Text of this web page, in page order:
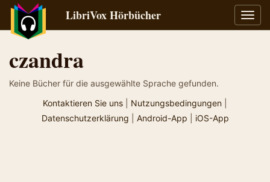
LibriVox Hörbücher
czandra
Keine Bücher für die ausgewählte Sprache gefunden.
Kontaktieren Sie uns
Nutzungsbedingungen
Datenschutzerklärung
Android-App iOS-App